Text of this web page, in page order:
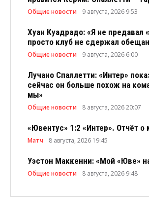
Общие новости 9 августа, 2026 9:53
Хуан Куадрадо: «Я не предавал
просто клуб не сдержал
Общие новости 9 августа, 2026 6:00
Лучано Спаллетти: «Интер»
сейчас он больше похож на
мы»
Общие новости 8 августа, 2026 20:07
«Ювентус» 1:2 «Интер». Отчёт о
Матч 8 августа, 2026 19:45
Уэстон Маккенни: «Мой «Юве»
Общие новости 8 августа, 2026 9:48